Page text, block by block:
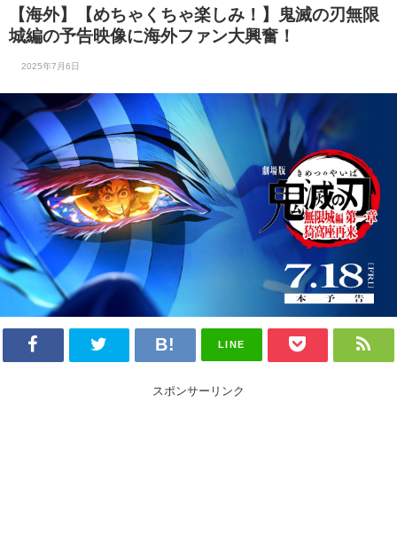
【海外】【めちゃくちゃ楽しみ！】鬼滅の刃無限
城編の予告映像に海外ファン大興奮！
2025年7月6日
LINE
スポンサーリンク